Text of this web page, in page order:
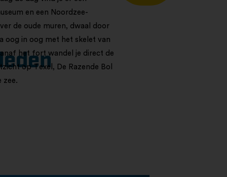
en een Noordzee-
de oude muren, dwaal door
oog in oog met het skelet van
het fort wandel je direct de
op Texel, De Razende Bol
zee.